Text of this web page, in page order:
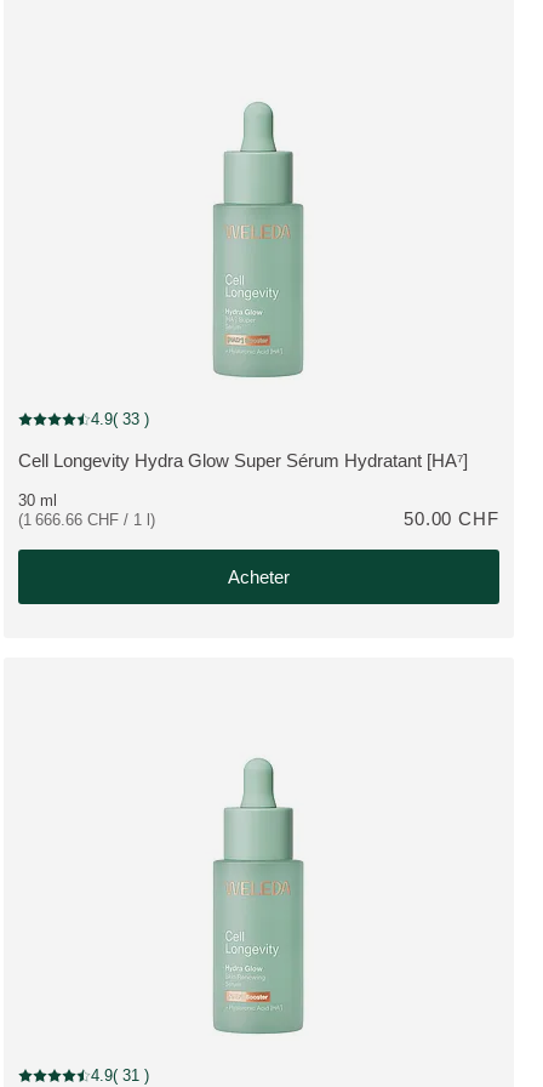
PLUS:
Cell Longevity Hydra Glow Super Sérum Hydratant [HA⁷]
Note actuelle : 4.9 sur 5 étoiles Noté par 33 clients
4.9( 33 )
30 ml
(1 666.66 CHF / 1 l)
50.00 CHF
Acheter
Note actuelle : 4.9 sur 5 étoiles Noté par 31 clients
4.9( 31 )